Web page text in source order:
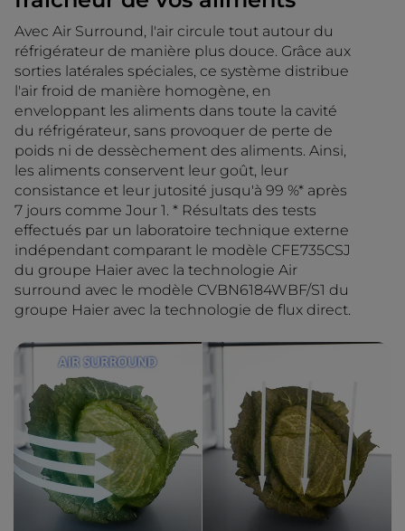
Avec Air Surround, l'air circule tout autour du
réfrigérateur de manière plus douce. Grâce aux
sorties latérales spéciales, ce système distribue
l'air froid de manière homogène, en
enveloppant les aliments dans toute la cavité
du réfrigérateur, sans provoquer de perte de
poids ni de dessèchement des aliments. Ainsi,
les aliments conservent leur goût, leur
consistance et leur jutosité jusqu'à 99 %* après
7 jours comme Jour 1. * Résultats des tests
effectués par un laboratoire technique externe
indépendant comparant le modèle CFE735CSJ
du groupe Haier avec la technologie Air
surround avec le modèle CVBN6184WBF/S1 du
groupe Haier avec la technologie de flux direct.